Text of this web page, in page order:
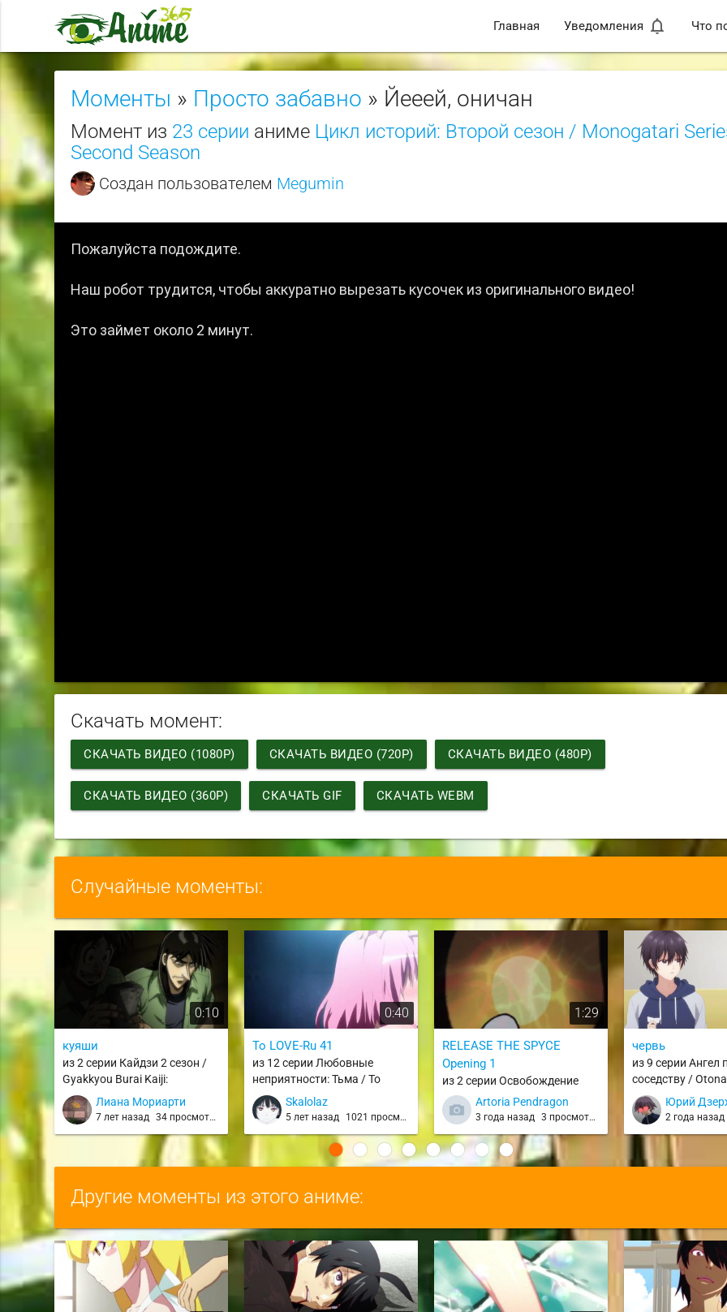
Главная Уведомления notifications_none Что
Моменты » Просто забавно » Йееей, оничан
Момент из 23 серии аниме Цикл историй: Второй сезон / Monogatari
Second Season
Создан пользователем Megumin
Скачать момент:
СКАЧАТЬ ВИДЕО (1080P) СКАЧАТЬ ВИДЕО (720P) СКАЧАТЬ ВИДЕО (480P)
СКАЧАТЬ ВИДЕО (360P) СКАЧАТЬ GIF СКАЧАТЬ WEBM
Случайные моменты:
0:10
куяши
из 2 серии Кайдзи 2 сезон /
Gyakkyou Burai Kaiji:
Hakairoku-hen / kaiji s2
Лиана Мориарти
7 лет назад 34 просмотра
0:40
To LOVE-Ru 41
из 12 серии Любовные
неприятности: Тьма / To
LOVE-Ru Darkness
Skalolaz
5 лет назад 1021 просмотр
1:29
RELEASE THE SPYCE
Opening 1
из 2 серии Освобождение
шпионов / Release the Spyce
Artoria Pendragon
3 года назад 3 просмотра
червь
из 9 серии Ангел
соседству /
sama ni
Ningen ni
Юрий
2 года назад
Другие моменты из этого аниме: